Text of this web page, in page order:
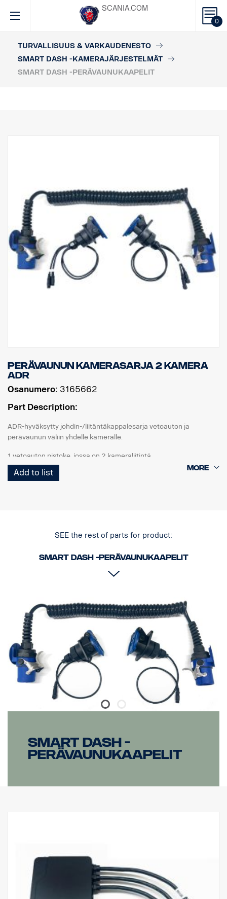
0
SCANIA.COM
TURVALLISUUS & VARKAUDENESTO
SMART DASH -KAMERAJÄRJESTELMÄT
SMART DASH -PERÄVAUNUKAAPELIT
Perävaunun kamerasarja 2 kamera
ADR
Osanumero: 3165662
Part Description:
ADR-hyväksytty johdin-/liitäntäkappalesarja vetoauton ja
perävaunun väliin yhdelle kameralle.
1 vetoauton pistoke, jossa on 2 kameraliitintä
1 Curl-E-kelajohdin
1 perävaunun pistoke, jossa on 2 kameraliitintä
Add to list
SEE the rest of parts for product:
Smart Dash -perävaunukaapelit
Smart Dash -
perävaunukaapelit